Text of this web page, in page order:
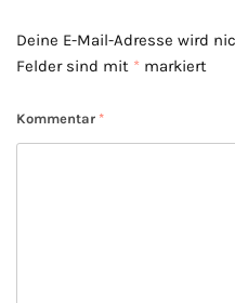
Deine E-Mail-Adresse wird
Felder sind mit * markiert
Kommentar *